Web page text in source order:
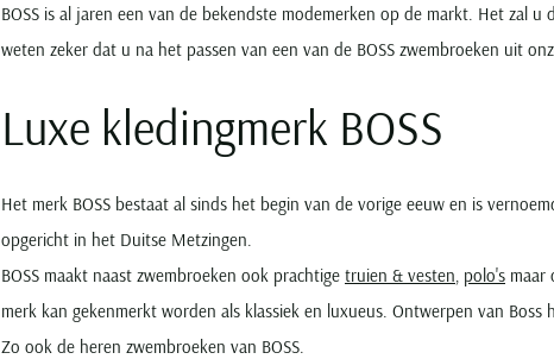
BOSS is al jaren een van de bekendste modemerken op de markt. Het zal
weten zeker dat u na het passen van een van de BOSS zwembroeken uit
Luxe kledingmerk BOSS
Het merk BOSS bestaat al sinds het begin van de vorige eeuw en is
opgericht in het Duitse Metzingen.
BOSS maakt naast zwembroeken ook prachtige truien & vesten, polo's maar
merk kan gekenmerkt worden als klassiek en luxueus. Ontwerpen van
Zo ook de heren zwembroeken van BOSS.